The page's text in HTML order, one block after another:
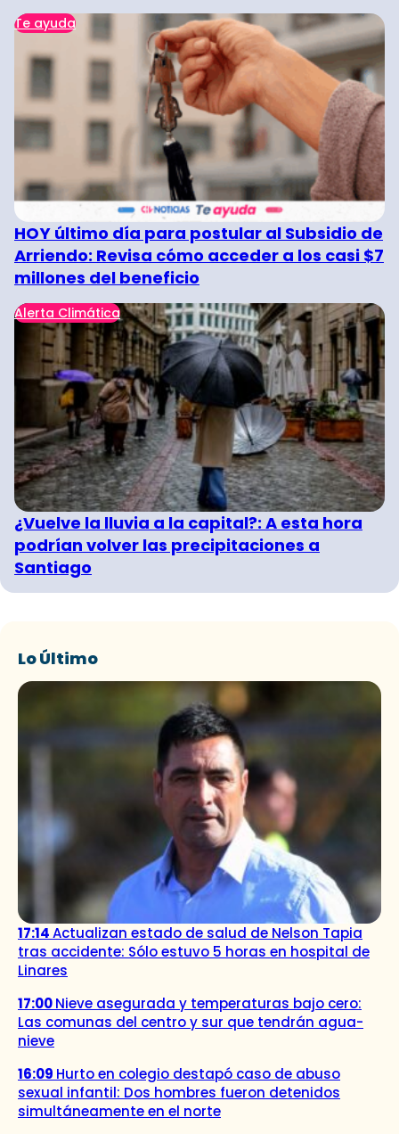
Te ayuda
HOY último día para postular al Subsidio de
Arriendo: Revisa cómo acceder a los casi $7
millones del beneficio
Alerta Climática
¿Vuelve la lluvia a la capital?: A esta hora
podrían volver las precipitaciones a
Santiago
Lo Último
17:14Actualizan estado de salud de Nelson Tapia
tras accidente: Sólo estuvo 5 horas en hospital de
Linares
17:00Nieve asegurada y temperaturas bajo cero:
Las comunas del centro y sur que tendrán agua-
nieve
16:09 Hurto en colegio destapó caso de abuso
sexual infantil: Dos hombres fueron detenidos
simultáneamente en el norte